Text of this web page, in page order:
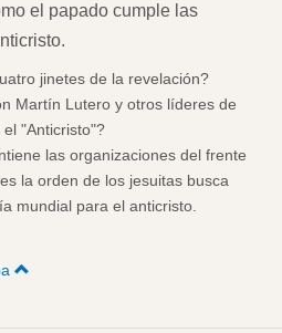
el papado cumple las
jinetes de la revelación?
Martín Lutero y otros líderes de
"Anticristo"?
las organizaciones del frente
la orden de los jesuitas busca
mundial para el anticristo.